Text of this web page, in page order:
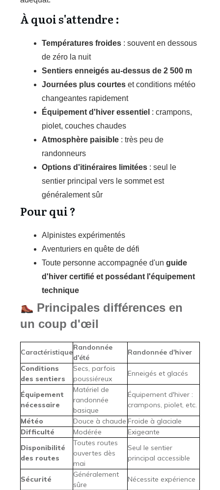
À quoi s'attendre :
Températures froides : souvent en dessous
de zéro la nuit
Sentiers enneigés au-dessus de 2 500 m
Journées plus courtes et conditions météo
changeantes rapidement
Équipement d'hiver essentiel : crampons,
piolet, couches chaudes
Atmosphère paisible : très peu de
randonneurs
Options d'itinéraires limitées : seul le
sentier principal vers le sommet est
généralement sûr
Pour qui ?
Alpinistes expérimentés
Aventuriers en quête de défi
Toute personne accompagnée d'un guide
d'hiver certifié et possédant l'équipement
technique
Principales différences en
un coup d'œil
Caractéristique
Randonnée
d'été
Randonnée d'hiver
Conditions
des sentiers
Secs, parfois
poussiéreux
Enneigés et glacés
Équipement
nécessaire
Matériel de
randonnée
basique
Équipement d'hiver :
crampons, piolet, etc.
Météo
Douce à chaude Froide à glaciale
Difficulté
Modérée
Exigeante
Disponibilité
des routes
Toutes routes
ouvertes dès
mai
Seul le sentier
principal accessible
Sécurité
Généralement
sûre
Nécessite expérience